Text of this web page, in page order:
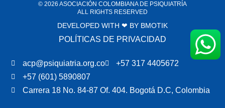
© 2026 ASOCIACIÓN COLOMBIANA DE PSIQUIATRÍA
ALL RIGHTS RESERVED
DEVELOPED WITH ❤ BY BMOTIK
POLÍTICAS DE PRIVACIDAD
acp@psiquiatria.org.co
+57 317 4405672
+57 (601) 5890807
Carrera 18 No. 84-87 Of. 404. Bogotá D.C, Colombia